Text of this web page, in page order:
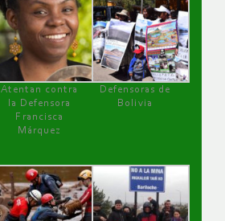
Atentan contra
la Defensora
Francisca
Márquez
Defensoras de
Bolivia